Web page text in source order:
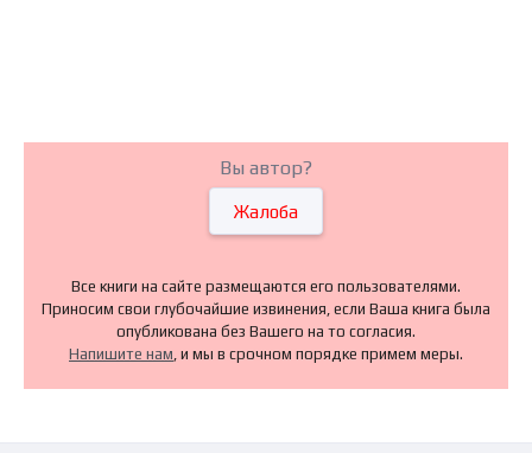
Вы автор?
Жалоба
Все книги на сайте размещаются его пользователями.
Приносим свои глубочайшие извинения, если Ваша книга была
опубликована без Вашего на то согласия.
Напишите нам, и мы в срочном порядке примем меры.